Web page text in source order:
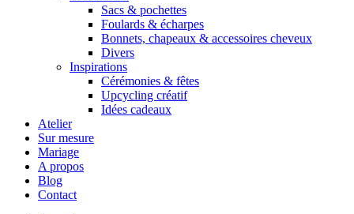
Sacs & pochettes
Foulards & écharpes
Bonnets, chapeaux & accessoires cheveux
Divers
Inspirations
Cérémonies & fêtes
Upcycling créatif
Idées cadeaux
Atelier
Sur mesure
Mariage
A propos
Blog
Contact